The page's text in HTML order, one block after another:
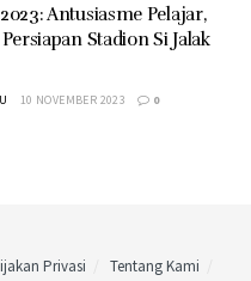
Antusiasme Pelajar,
Stadion Si Jalak
10 NOVEMBER 2023 0
Privasi
Tentang Kami